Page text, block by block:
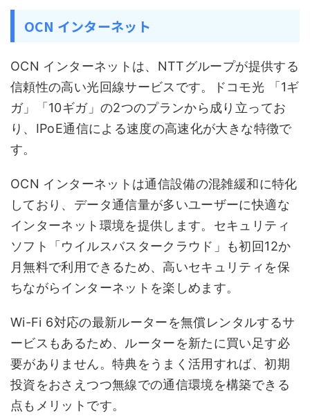
OCN インターネット
OCN インターネットは、NTTグループが提供する
信頼性の高い光回線サービスです。ドコモ光 「1ギ
ガ」「10ギガ」の2つのプランから成り立ってお
り、IPoE通信による速度の高速化が大きな特徴で
す。
OCN インターネットは通信設備の混雑緩和に特化
しており、データ通信量が多いユーザーに快適な
インターネット環境を提供します。セキュリティ
ソフト「ウイルスバスタークラウド」も初回12か
月無料で利用できるため、高いセキュリティを保
ちながらインターネットを楽しめます。
Wi-Fi 6対応の最新ルーターを無償レンタルするサ
ービスもあるため、ルーターを新たに買い足す必
要がありません。特典をうまく活用すれば、初期
投資をおさえつつ無線での通信環境を構築できる
点もメリットです。